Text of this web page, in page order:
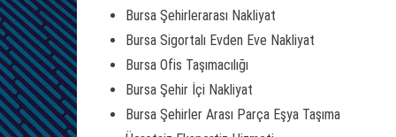
Bursa Şehirlerarası Nakliyat
Bursa Sigortalı Evden Eve Nakliyat
Bursa Ofis Taşımacılığı
Bursa Şehir İçi Nakliyat
Bursa Şehirler Arası Parça Eşya Taşıma